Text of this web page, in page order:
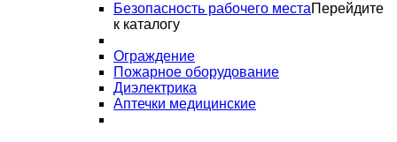
Безопасность рабочего местаПерейдите
к каталогу
Ограждение
Пожарное оборудование
Диэлектрика
Аптечки медицинские